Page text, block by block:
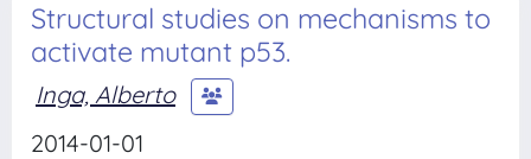
Structural studies on mechanisms to
activate mutant p53.
Inga, Alberto
2014-01-01